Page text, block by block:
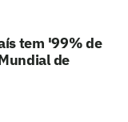
tem '99% de
de